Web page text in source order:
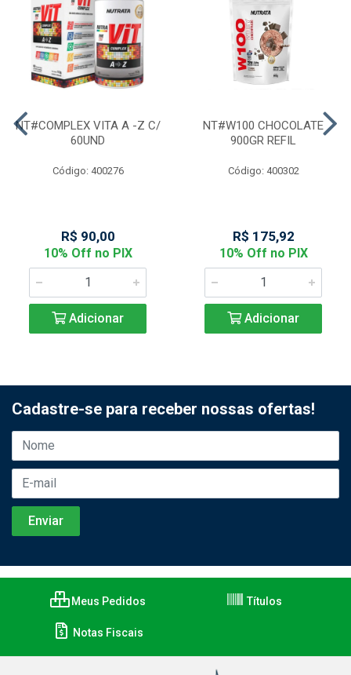
NT#COMPLEX VITA A -Z C/
60UND
Código: 400276
R$ 90,00
10% Off no PIX
Adicionar
NT#W100 CHOCOLATE
900GR REFIL
Código: 400302
R$ 175,92
10% Off no PIX
Adicionar
Cadastre-se para receber nossas ofertas!
Meus Pedidos Títulos
Notas Fiscais